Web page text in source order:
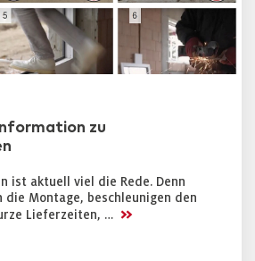
zu
ist aktuell viel die Rede. Denn
die Montage, beschleunigen den
Lieferzeiten, … >>